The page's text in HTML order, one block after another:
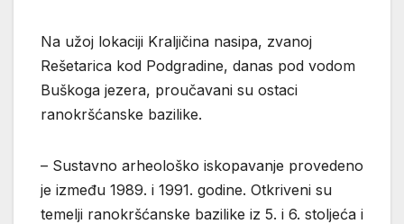
Na užoj lokaciji Kraljičina nasipa, zvanoj
Rešetarica kod Podgradine, danas pod vodom
Buškoga jezera, proučavani su ostaci
ranokršćanske bazilike.
– Sustavno arheološko iskopavanje provedeno
je između 1989. i 1991. godine. Otkriveni su
temelji ranokršćanske bazilike iz 5. i 6. stoljeća i